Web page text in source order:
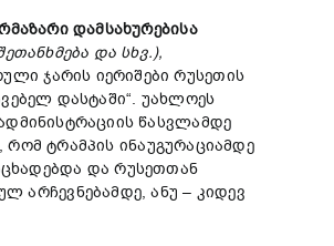
დამსახურებისა
და სხვ.),
ჯარის იერიშები რუსეთის
დასტაში“. უახლოეს
წასვლამდე
რომ ტრამპის ინაუგურაციამდე
და რუსეთთან
ანუ – კიდევ